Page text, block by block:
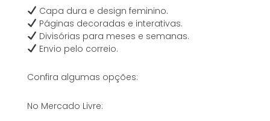
Capa dura e design feminino.
Páginas decoradas e interativas.
Divisórias para meses e semanas.
Envio pelo correio.
Confira algumas opções:
No Mercado Livre: